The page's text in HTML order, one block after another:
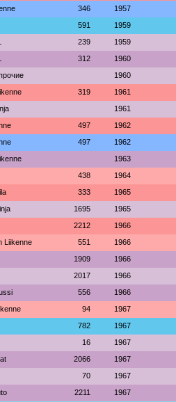
346 1957
591 1959
239 1959
312 1960
1960
319 1961
1961
497 1962
497 1962
1963
438 1964
333 1965
1695 1965
2212 1966
Liikenne 551 1966
1909 1966
2017 1966
556 1966
94 1967
782 1967
16 1967
2066 1967
70 1967
2211 1967